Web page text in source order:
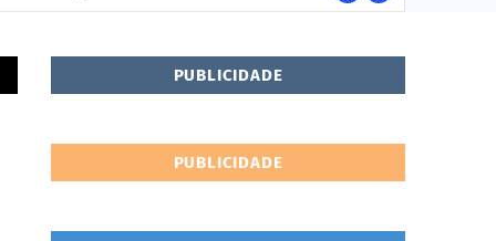
PUBLICIDADE
PUBLICIDADE